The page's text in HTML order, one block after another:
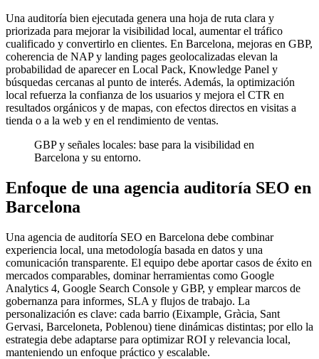
Una auditoría bien ejecutada genera una hoja de ruta clara y
priorizada para mejorar la visibilidad local, aumentar el tráfico
cualificado y convertirlo en clientes. En Barcelona, mejoras en GBP,
coherencia de NAP y landing pages geolocalizadas elevan la
probabilidad de aparecer en Local Pack, Knowledge Panel y
búsquedas cercanas al punto de interés. Además, la optimización
local refuerza la confianza de los usuarios y mejora el CTR en
resultados orgánicos y de mapas, con efectos directos en visitas a
tienda o a la web y en el rendimiento de ventas.
GBP y señales locales: base para la visibilidad en
Barcelona y su entorno.
Enfoque de una agencia auditoría SEO en
Barcelona
Una agencia de auditoría SEO en Barcelona debe combinar
experiencia local, una metodología basada en datos y una
comunicación transparente. El equipo debe aportar casos de éxito en
mercados comparables, dominar herramientas como Google
Analytics 4, Google Search Console y GBP, y emplear marcos de
gobernanza para informes, SLA y flujos de trabajo. La
personalización es clave: cada barrio (Eixample, Gràcia, Sant
Gervasi, Barceloneta, Poblenou) tiene dinámicas distintas; por ello la
estrategia debe adaptarse para optimizar ROI y relevancia local,
manteniendo un enfoque práctico y escalable.